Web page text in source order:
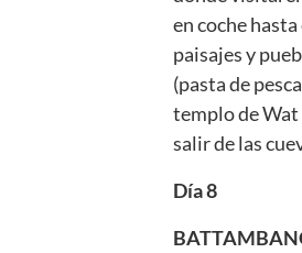
en coche
paisajes y
(pasta de
templo de Wat
salir de las
Día 8